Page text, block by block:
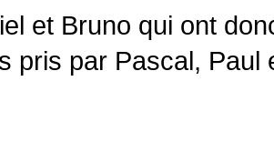
et Bruno qui ont
pris par Pascal,